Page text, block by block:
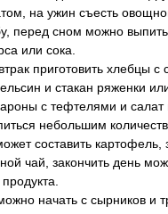
на ужин съесть
перед сном можно выпить
или сока.
приготовить хлебцы с
и стакан ряженки
с тефтелями и
небольшим
составить картофель,
чай, закончить день
начать с сырников и